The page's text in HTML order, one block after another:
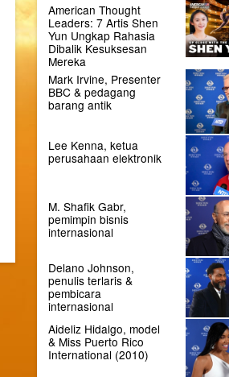
American Thought
Leaders: 7 Artis Shen
Yun Ungkap Rahasia
Dibalik Kesuksesan
Mereka
Mark Irvine, Presenter
BBC & pedagang
barang antik
Lee Kenna, ketua
perusahaan elektronik
M. Shafik Gabr,
pemimpin bisnis
internasional
Delano Johnson,
penulis terlaris &
pembicara
internasional
Aideliz Hidalgo, model
& Miss Puerto Rico
International (2010)